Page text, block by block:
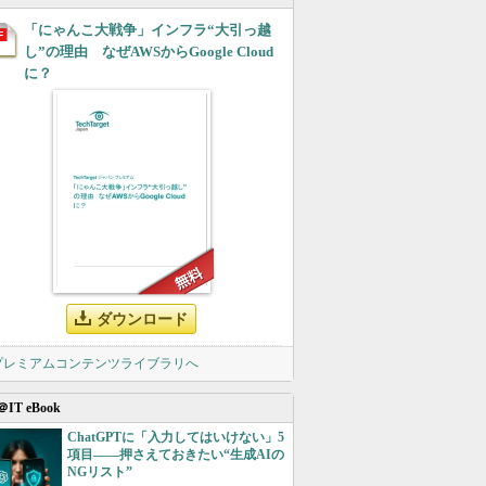
「にゃんこ大戦争」インフラ“大引っ越
し”の理由 なぜAWSからGoogle Cloud
に？
ダウンロード
レミアムコンテンツライブラリへ
IT eBook
ChatGPTに「入力してはいけない」5
項目――押さえておきたい“生成AIの
NGリスト”